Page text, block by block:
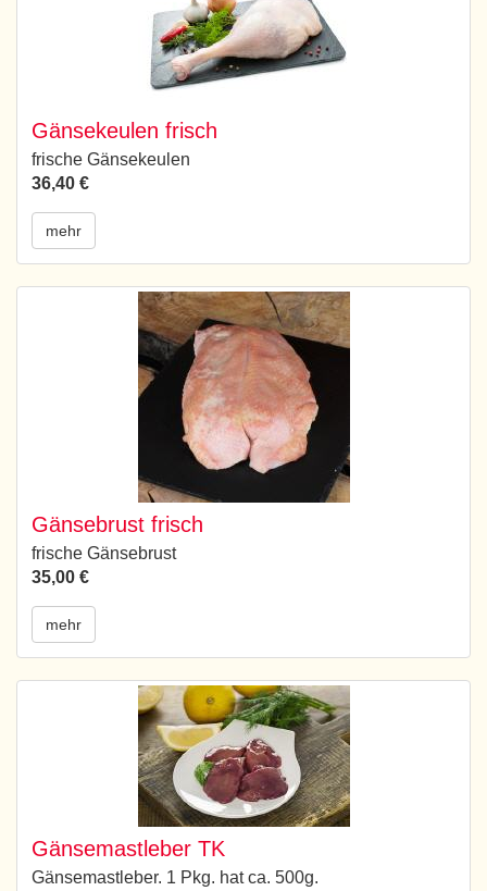
Gänsekeulen frisch
frische Gänsekeulen
36,40 €
mehr
Gänsebrust frisch
frische Gänsebrust
35,00 €
mehr
Gänsemastleber TK
Gänsemastleber. 1 Pkg. hat ca. 500g.